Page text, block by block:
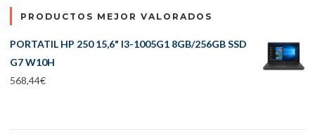
PRODUCTOS MEJOR VALORADOS
PORTATIL HP 250 15,6" I3-1005G1 8GB/256GB SSD
G7 W10H
568,44€